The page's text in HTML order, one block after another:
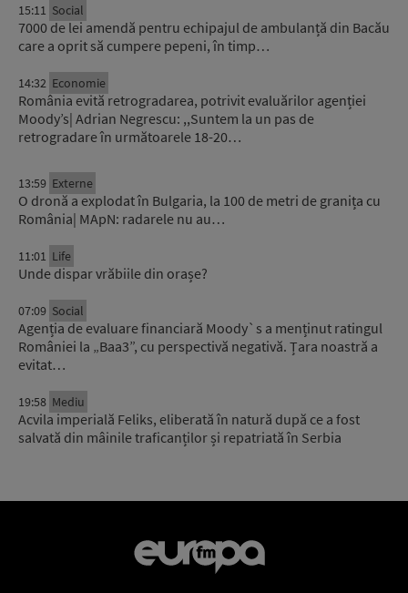
15:11 Social
7000 de lei amendă pentru echipajul de ambulanță din Bacău
care a oprit să cumpere pepeni, în timp…
14:32 Economie
România evită retrogradarea, potrivit evaluărilor agenției
Moody’s| Adrian Negrescu: ,,Suntem la un pas de
retrogradare în următoarele 18-20…
13:59 Externe
O dronă a explodat în Bulgaria, la 100 de metri de granița cu
România| MApN: radarele nu au…
11:01 Life
Unde dispar vrăbiile din orașe?
07:09 Social
Agenția de evaluare financiară Moody`s a menținut ratingul
României la „Baa3”, cu perspectivă negativă. Țara noastră a
evitat…
19:58 Mediu
Acvila imperială Feliks, eliberată în natură după ce a fost
salvată din mâinile traficanților și repatriată în Serbia